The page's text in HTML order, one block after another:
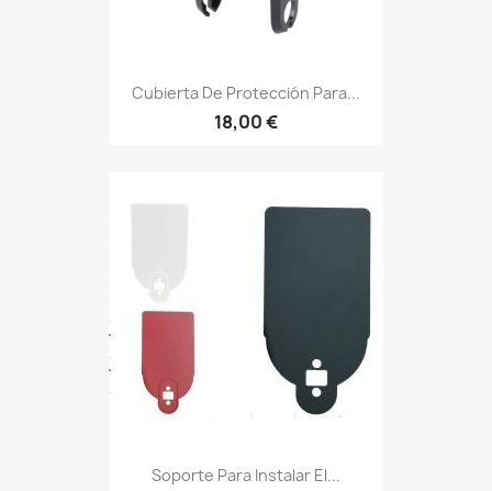
Cubierta De Protección Para...
18,00 €
Soporte Para Instalar El...